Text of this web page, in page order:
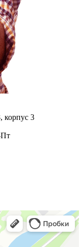
корпус 3
Пт